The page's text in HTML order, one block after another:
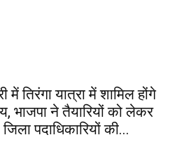
तिरंगा यात्रा में शामिल होंगे
भाजपा ने तैयारियों को लेकर
पदाधिकारियों की...